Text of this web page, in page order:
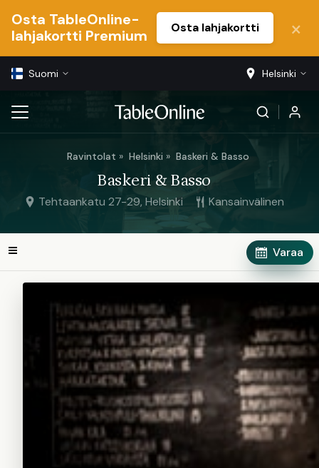
Osta TableOnline-
lahjakortti Premium
Osta lahjakortti
Suomi Helsinki
Ravintolat Helsinki Baskeri & Basso
Baskeri & Basso
Tehtaankatu 27-29, Helsinki Kansainvälinen
Varaa